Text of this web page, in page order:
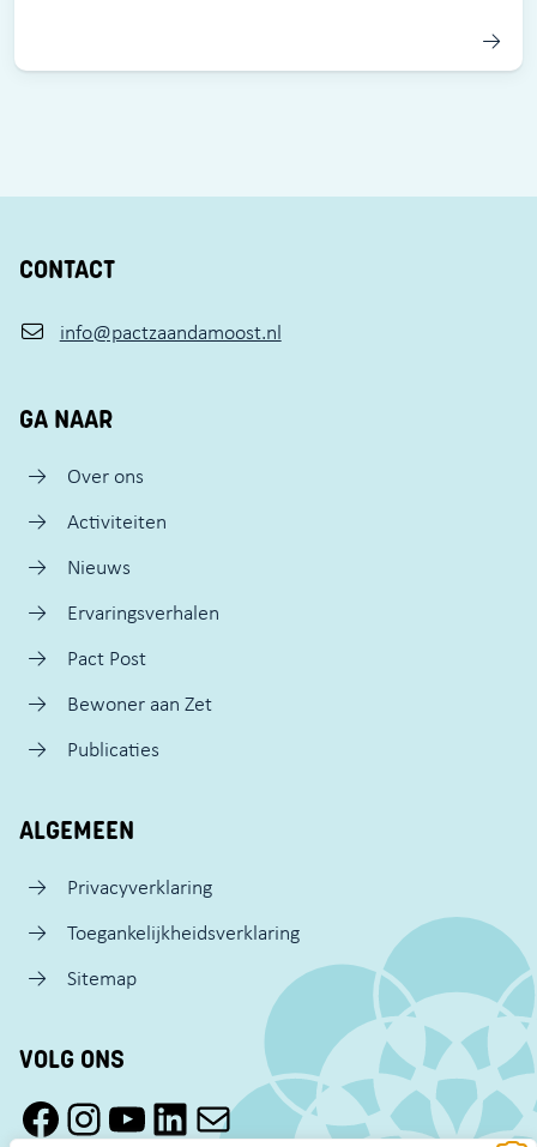
CONTACT
info@pactzaandamoost.nl
GA NAAR
Over ons
Activiteiten
Nieuws
Ervaringsverhalen
Pact Post
Bewoner aan Zet
Publicaties
ALGEMEEN
Privacyverklaring
Toegankelijkheidsverklaring
Sitemap
VOLG ONS
Facebook Pact Zaandam OostInstagram Pact Zaandam OostYouTube Pact Zaandam OostLinkedIn
Mail